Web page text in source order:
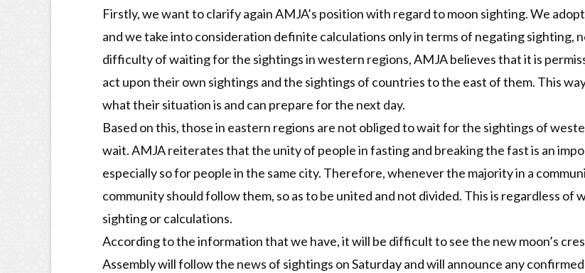
Firstly, we want to clarify again AMJA’s position with regard to moon sighting. We
and we take into consideration definite calculations only in terms of negating sighting,
difficulty of waiting for the sightings in western regions, AMJA believes that it is
act upon their own sightings and the sightings of countries to the east of them. This
what their situation is and can prepare for the next day.
Based on this, those in eastern regions are not obliged to wait for the sightings of
wait. AMJA reiterates that the unity of people in fasting and breaking the fast is an
especially so for people in the same city. Therefore, whenever the majority in a
community should follow them, so as to be united and not divided. This is regardless of
sighting or calculations.
According to the information that we have, it will be difficult to see the new moon’s
Assembly will follow the news of sightings on Saturday and will announce any